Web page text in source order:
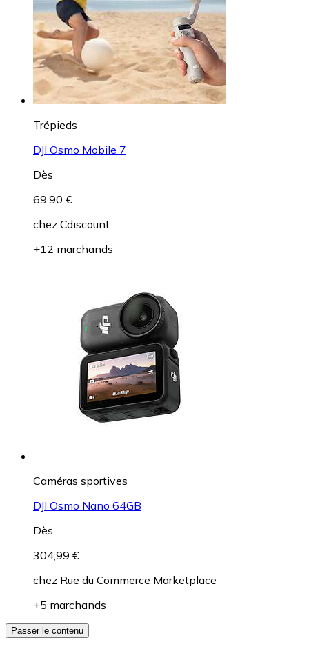
Trépieds
DJI Osmo Mobile 7
Dès
69,90 €
chez Cdiscount
+12 marchands
Caméras sportives
DJI Osmo Nano 64GB
Dès
304,99 €
chez Rue du Commerce Marketplace
+5 marchands
Passer le contenu